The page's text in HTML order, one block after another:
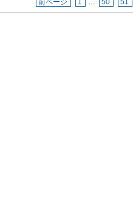
前ページ 1 … 50 51